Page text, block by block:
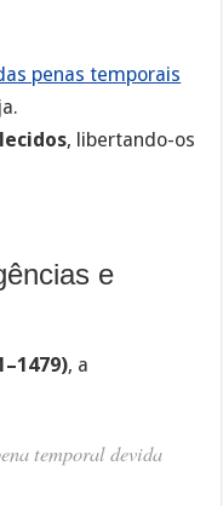
penas temporais
, libertando-os
e
, a
temporal devida